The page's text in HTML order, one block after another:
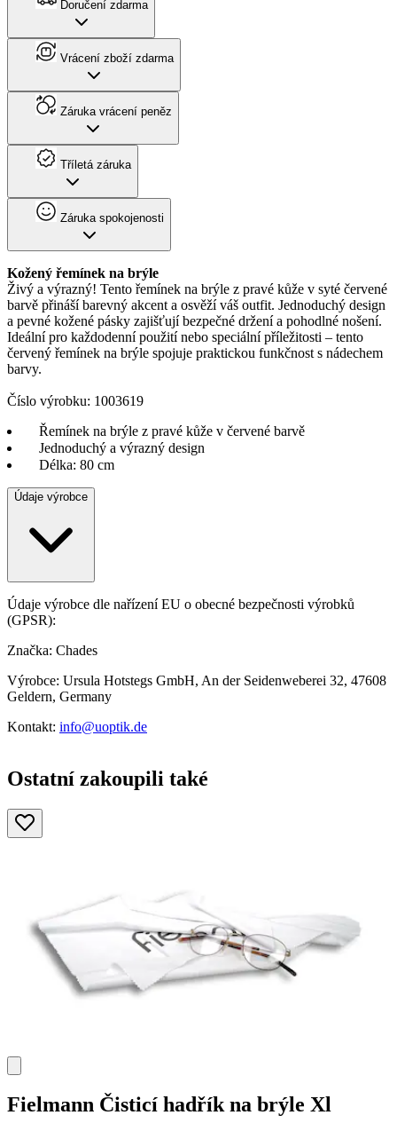
Doručení zdarma
Vrácení zboží zdarma
Záruka vrácení peněz
Tříletá záruka
Záruka spokojenosti
Kožený řemínek na brýle
Živý a výrazný! Tento řemínek na brýle z pravé kůže v syté červené
barvě přináší barevný akcent a osvěží váš outfit. Jednoduchý design
a pevné kožené pásky zajišťují bezpečné držení a pohodlné nošení.
Ideální pro každodenní použití nebo speciální příležitosti – tento
červený řemínek na brýle spojuje praktickou funkčnost s nádechem
barvy.
Číslo výrobku: 1003619
Řemínek na brýle z pravé kůže v červené barvě
Jednoduchý a výrazný design
Délka: 80 cm
Údaje výrobce
Údaje výrobce dle nařízení EU o obecné bezpečnosti výrobků
(GPSR):
Značka: Chades
Výrobce: Ursula Hotstegs GmbH, An der Seidenweberei 32, 47608
Geldern, Germany
Kontakt: info@uoptik.de
Ostatní zakoupili také
Fielmann Čisticí hadřík na brýle Xl